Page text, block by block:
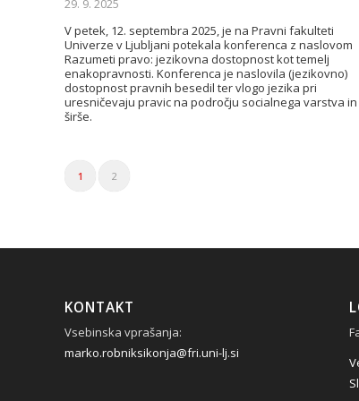
29. 9. 2025
V petek, 12. septembra 2025, je na Pravni fakulteti
Univerze v Ljubljani potekala konferenca z naslovom
Razumeti pravo: jezikovna dostopnost kot temelj
enakopravnosti. Konferenca je naslovila (jezikovno)
dostopnost pravnih besedil ter vlogo jezika pri
uresničevaju pravic na področju socialnega varstva in
širše.
1 2
KONTAKT
Vsebinska vprašanja:
marko.robniksikonja@fri.uni-lj.si